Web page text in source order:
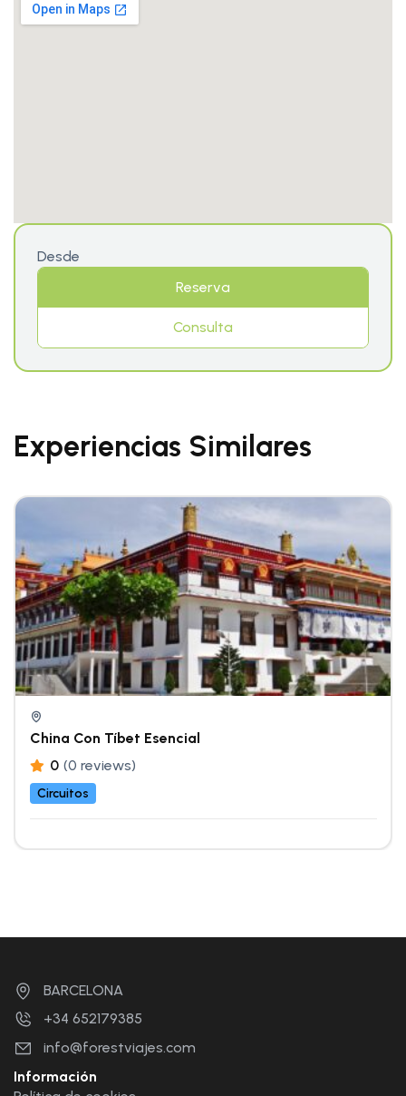
Desde
Reserva
Consulta
Experiencias Similares
China Con Tíbet Esencial
0 (0 reviews)
Circuitos
BARCELONA
+34 652179385
info@forestviajes.com
Información